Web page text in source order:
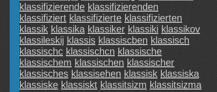
klassifizierende klassifizierenden
klassifiziert klassifizierte klassifizierten
klassik klassika klassiker klassiki klassikov
klassileskij klassis klassiscben klassisch
klassischc klassischcn klassische
klassischem klassischen klassischer
klassisches klassisehen klassisk klassiska
klassiske klassiskt klassitsizm klassitsizma